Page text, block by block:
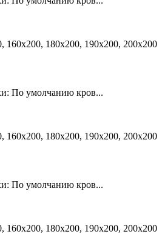
160x200, 180x200, 190х200, 200x200
По умолчанию кров...
160x200, 180x200, 190х200, 200x200
По умолчанию кров...
160x200, 180x200, 190х200, 200x200